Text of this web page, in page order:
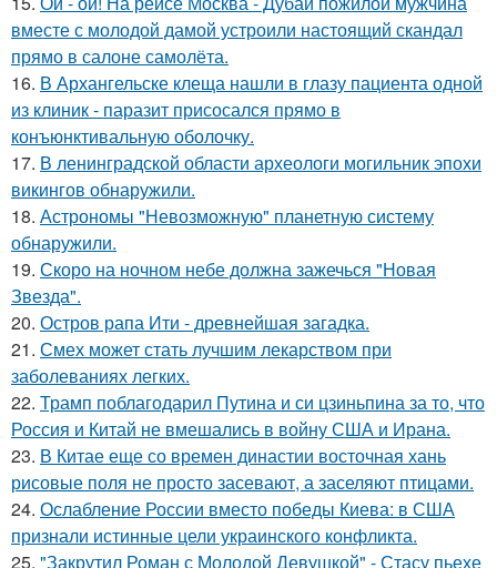
вместе с молодой дамой устроили настоящий скандал
прямо в салоне самолёта.
16. В Архангельске клеща нашли в глазу пациента одной
из клиник - паразит присосался прямо в
конъюнктивальную оболочку.
17. В ленинградской области археологи могильник эпохи
викингов обнаружили.
18. Астрономы "Невозможную" планетную систему
обнаружили.
19. Скоро на ночном небе должна зажечься "Новая
Звезда".
20. Остров рапа Ити - древнейшая загадка.
21. Смех может стать лучшим лекарством при
заболеваниях легких.
22. Трамп поблагодарил Путина и си цзиньпина за то, что
Россия и Китай не вмешались в войну США и Ирана.
23. В Китае еще со времен династии восточная хань
рисовые поля не просто засевают, а заселяют птицами.
24. Ослабление России вместо победы Киева: в США
признали истинные цели украинского конфликта.
25. "Закрутил Роман с Молодой Девушкой" - Стасу пьехе